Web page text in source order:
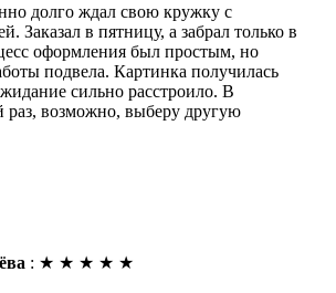
долго ждал свою кружку с
Заказал в пятницу, а забрал только в
оформления был простым, но
подвела. Картинка получилась
сильно расстроило. В
возможно, выберу другую
: ★ ★ ★ ★ ★